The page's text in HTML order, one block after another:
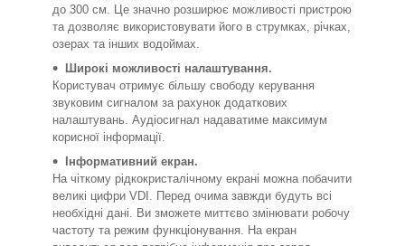
до 300 см. Це значно розширює можливості пристрою
та дозволяє використовувати його в струмках, річках,
озерах та інших водоймах.
Широкі можливості налаштування.
Користувач отримує більшу свободу керування
звуковим сигналом за рахунок додаткових
налаштувань. Аудіосигнал надаватиме максимум
корисної інформації.
Інформативний екран.
На чіткому рідкокристалічному екрані можна побачити
великі цифри VDI. Перед очима завжди будуть всі
необхідні дані. Ви зможете миттєво змінювати робочу
частоту та режим функціонування. На екран